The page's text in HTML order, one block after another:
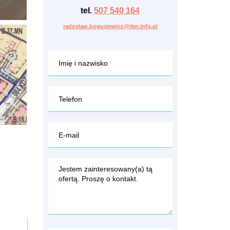
tel. 507 540 164
radoslaw.bogusiewicz@rbn.info.pl